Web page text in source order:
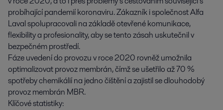
probíhající pandemií koronaviru. Zákazník i společnost Alfa
Laval spolupracovali na základě otevřené komunikace,
flexibility a profesionality, aby se tento zásah uskutečnil v
bezpečném prostředí.
Fáze uvedení do provozu v roce 2020 rovněž umožnila
optimalizovat provoz membrán, čímž se ušetřilo až 70 %
spotřeby chemikálií na jedno čištění a zajistil se dlouhodobý
provoz membrán MBR.
Klíčové statistiky: